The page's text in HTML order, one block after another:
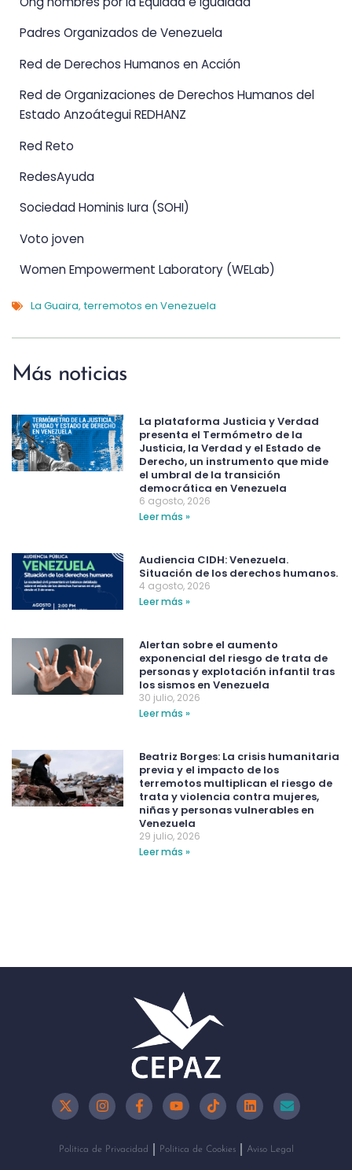
Padres Organizados de Venezuela
Red de Derechos Humanos en Acción
Red de Organizaciones de Derechos Humanos del
Estado Anzoátegui REDHANZ
Red Reto
RedesAyuda
Sociedad Hominis Iura (SOHI)
Voto joven
Women Empowerment Laboratory (WELab)
La Guaira,terremotos en Venezuela
Más noticias
La plataforma Justicia y Verdad
presenta el Termómetro de la
Justicia, la Verdad y el Estado de
Derecho, un instrumento que mide
el umbral de la transición
democrática en Venezuela
6 agosto, 2026
Leer más »
Audiencia CIDH: Venezuela.
Situación de los derechos humanos.
4 agosto, 2026
Leer más »
Alertan sobre el aumento
exponencial del riesgo de trata de
personas y explotación infantil tras
los sismos en Venezuela
30 julio, 2026
Leer más »
Beatriz Borges: La crisis humanitaria
previa y el impacto de los
terremotos multiplican el riesgo de
trata y violencia contra mujeres,
niñas y personas vulnerables en
Venezuela
29 julio, 2026
Leer más »
Política de Privacidad Política de Cookies Aviso Legal